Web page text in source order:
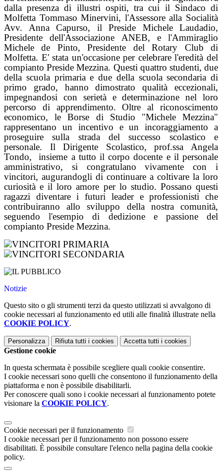
dalla presenza di illustri ospiti, tra cui il Sindaco di
Molfetta Tommaso Minervini, l'Assessore alla Socialità
Avv. Anna Capurso, il Preside Michele Laudadio,
Presidente dell'Associazione ANEB, e l'Ammiraglio
Michele de Pinto, Presidente del Rotary Club di
Molfetta. E' stata un'occasione per celebrare l'eredità del
compianto Preside Mezzina. Questi quattro studenti, due
della scuola primaria e due della scuola secondaria di
primo grado, hanno dimostrato qualità eccezionali,
impegnandosi con serietà e determinazione nel loro
percorso di apprendimento. Oltre al riconoscimento
economico, le Borse di Studio "Michele Mezzina"
rappresentano un incentivo e un incoraggiamento a
proseguire sulla strada del successo scolastico e
personale. Il Dirigente Scolastico, prof.ssa Angela
Tondo,
insieme a tutto il corpo docente e il personale
amministrativo, si congratulano vivamente con i
vincitori, augurandogli di continuare a coltivare la loro
curiosità e il loro amore per lo studio. Possano questi
ragazzi diventare i futuri leader e professionisti che
contribuiranno allo sviluppo della nostra comunità,
seguendo l'esempio di dedizione e passione del
compianto Preside Mezzina.
Notizie
Questo sito o gli strumenti terzi da questo utilizzati si avvalgono di
cookie necessari al funzionamento ed utili alle finalità illustrate nella
COOKIE POLICY.
Personalizza Rifiuta tutti i cookies Accetta tutti i cookies
Gestione cookie
In questa schermata è possibile scegliere quali cookie consentire.
I cookie necessari sono quelli che consentono il funzionamento della
piattaforma e non è possibile disabilitarli.
Per conoscere quali sono i cookie necessari al funzionamento potete
visionare la COOKIE POLICY.
Cookie necessari per il funzionamento
I cookie necessari per il funzionamento non possono essere
disabilitati. È possibile consultare l'elenco nella pagina della cookie
policy.